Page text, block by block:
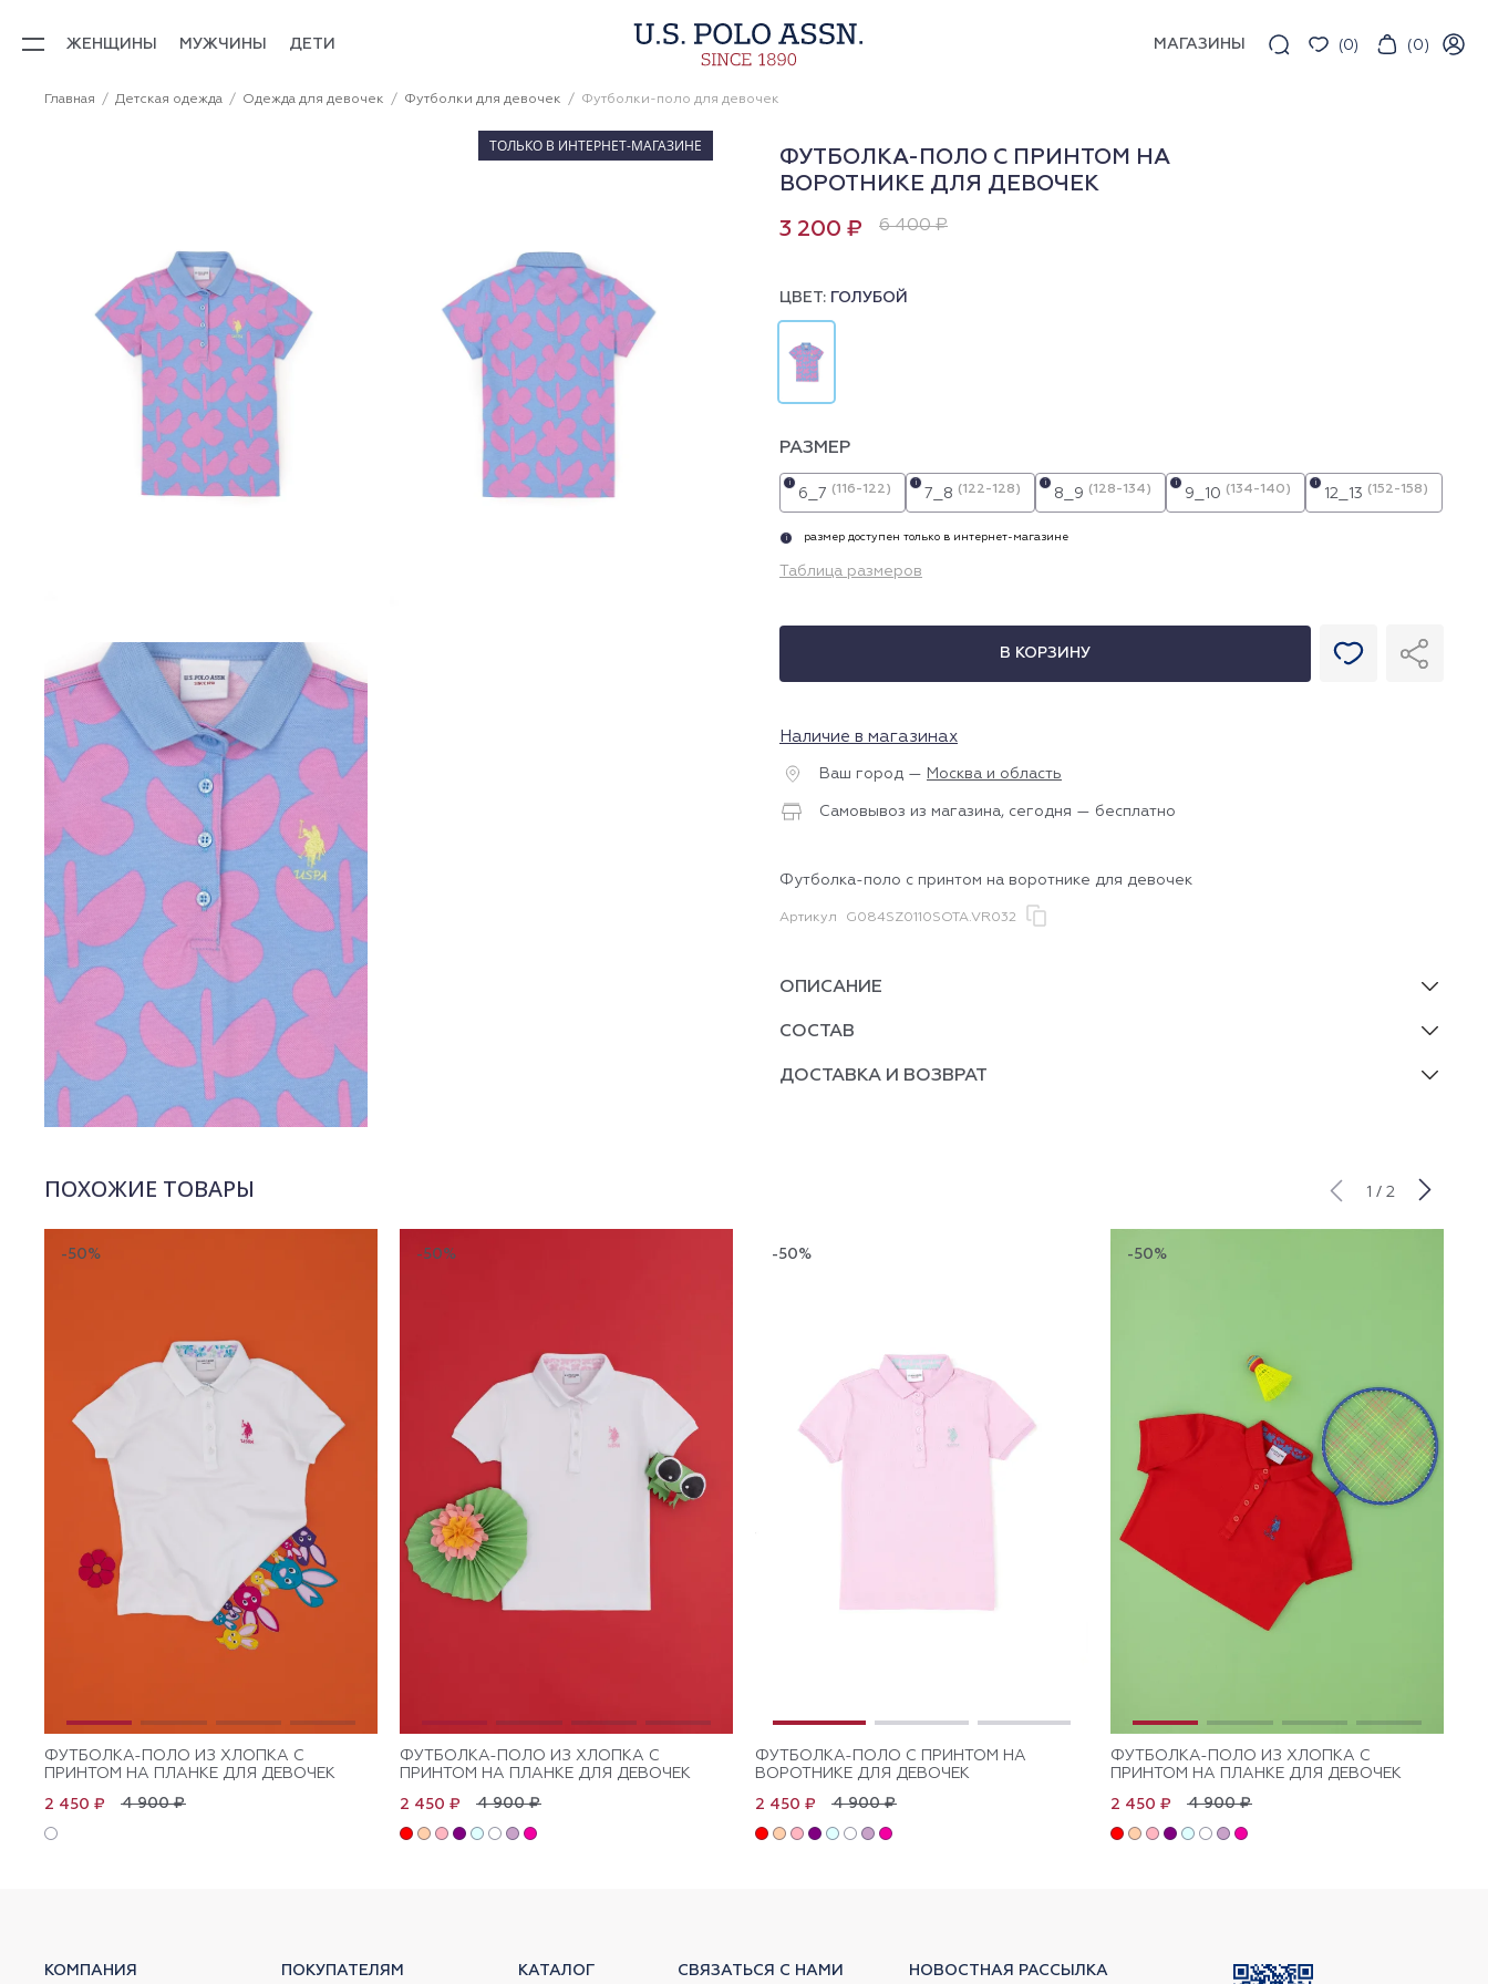
ЖЕНЩИНЫ МУЖЧИНЫ ДЕТИ МАГАЗИНЫ (0) (0)
Главная Детская одежда Одежда для девочек Футболки для девочек Футболки-поло для девочек
ТОЛЬКО В ИНТЕРНЕТ-МАГАЗИНЕ
ФУТБОЛКА-ПОЛО С ПРИНТОМ НА
ВОРОТНИКЕ ДЛЯ ДЕВОЧЕК
3 200 ₽ 6 400 ₽
ЦВЕТ: ГОЛУБОЙ
РАЗМЕР
6_7 (116-122)
i
7_8 (122-128)
i
8_9 (128-134)
i
9_10 (134-140)
i
12_13 (152-158)
i
i размер доступен только в интернет-магазине
Таблица размеров
В КОРЗИНУ
Наличие в магазинах
Ваш город — Москва и область
Самовывоз из магазина, сегодня — бесплатно
Футболка-поло с принтом на воротнике для девочек
Артикул G084SZ0110SOTA.VR032
ОПИСАНИЕ
СОСТАВ
ДОСТАВКА И ВОЗВРАТ
ПОХОЖИЕ ТОВАРЫ 1 / 2
-50%
ФУТБОЛКА-ПОЛО ИЗ ХЛОПКА C
ПРИНТОМ НА ПЛАНКЕ ДЛЯ ДЕВОЧЕК
4 900 ₽
2 450 ₽
-50%
ФУТБОЛКА-ПОЛО ИЗ ХЛОПКА C
ПРИНТОМ НА ПЛАНКЕ ДЛЯ ДЕВОЧЕК
4 900 ₽
2 450 ₽
-50%
ФУТБОЛКА-ПОЛО С ПРИНТОМ НА
ВОРОТНИКЕ ДЛЯ ДЕВОЧЕК
4 900 ₽
2 450 ₽
-50%
ФУТБОЛКА-ПОЛО ИЗ ХЛОПКА C
ПРИНТОМ НА ПЛАНКЕ ДЛЯ ДЕВОЧЕК
4 900 ₽
2 450 ₽
КОМПАНИЯ ПОКУПАТЕЛЯМ КАТАЛОГ СВЯЗАТЬСЯ С НАМИ НОВОСТНАЯ РАССЫЛКА